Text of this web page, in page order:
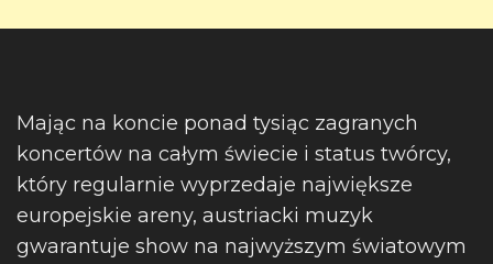
Mając na koncie ponad tysiąc zagranych
koncertów na całym świecie i status twórcy,
który regularnie wyprzedaje największe
europejskie areny, austriacki muzyk
gwarantuje show na najwyższym światowym